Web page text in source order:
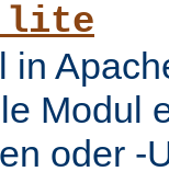
in
Modul
oder -